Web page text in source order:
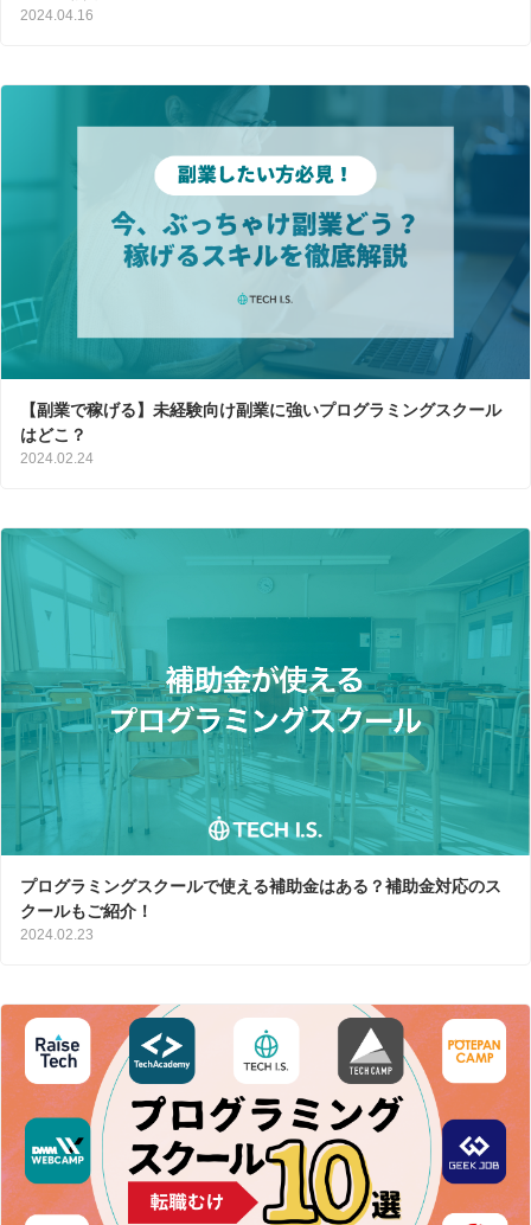
2024.04.16
【副業で稼げる】未経験向け副業に強いプログラミングスクール
はどこ？
2024.02.24
プログラミングスクールで使える補助金はある？補助金対応のス
クールもご紹介！
2024.02.23